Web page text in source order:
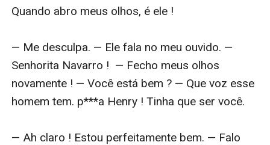
Quando abro meus olhos, é ele !
— Me desculpa. — Ele fala no meu ouvido. —
Senhorita Navarro !  — Fecho meus olhos
novamente ! — Você está bem ? — Que voz esse
homem tem. p***a Henry ! Tinha que ser você.
— Ah claro ! Estou perfeitamente bem. — Falo